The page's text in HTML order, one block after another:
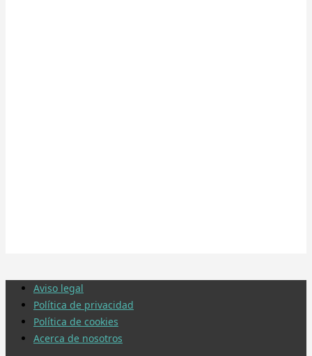
Aviso legal
Política de privacidad
Política de cookies
Acerca de nosotros